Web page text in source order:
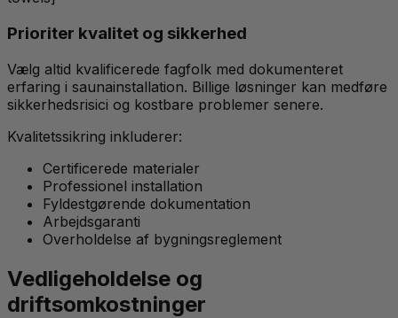
Prioriter kvalitet og sikkerhed
Vælg altid kvalificerede fagfolk med dokumenteret
erfaring i saunainstallation. Billige løsninger kan medføre
sikkerhedsrisici og kostbare problemer senere.
Kvalitetssikring inkluderer:
Certificerede materialer
Professionel installation
Fyldestgørende dokumentation
Arbejdsgaranti
Overholdelse af bygningsreglement
Vedligeholdelse og
driftsomkostninger